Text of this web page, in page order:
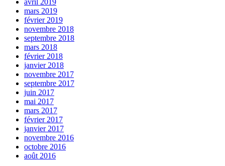
mars 2019
février 2019
novembre 2018
septembre 2018
mars 2018
février 2018
janvier 2018
novembre 2017
septembre 2017
juin 2017
mai 2017
mars 2017
février 2017
janvier 2017
novembre 2016
octobre 2016
août 2016